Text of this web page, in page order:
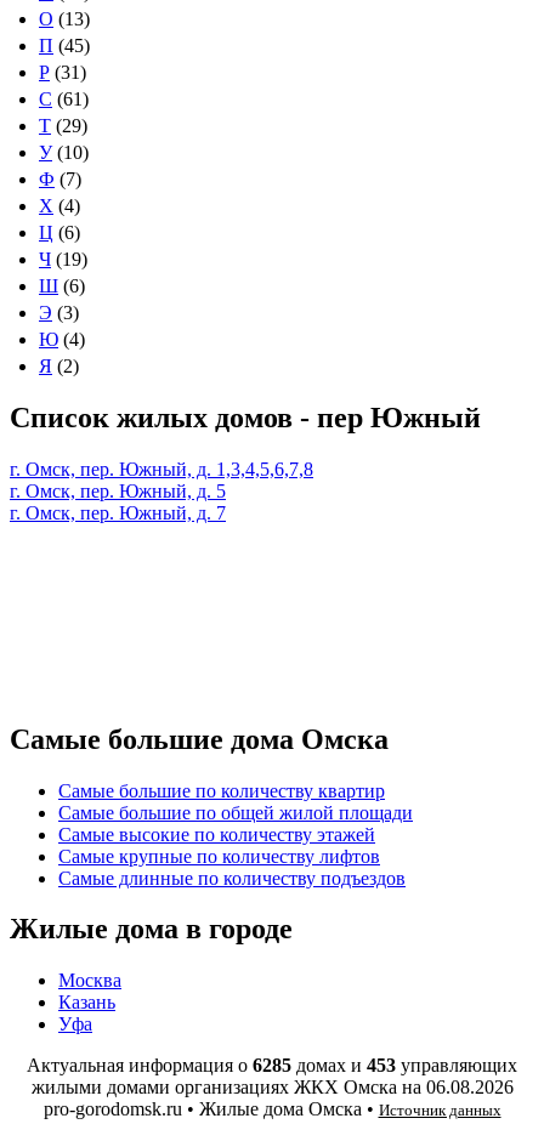
О (13)
П (45)
Р (31)
С (61)
Т (29)
У(10)
Ф (7)
Х (4)
Ц (6)
Ч (19)
Ш (6)
Э (3)
Ю (4)
Я (2)
Список жилых домов - пер Южный
г. Омск, пер. Южный, д. 1,3,4,5,6,7,8
г. Омск, пер. Южный, д. 5
г. Омск, пер. Южный, д. 7
Самые большие дома Омска
Самые большие по количеству квартир
Самые большие по общей жилой площади
Самые высокие по количеству этажей
Самые крупные по количеству лифтов
Самые длинные по количеству подъездов
Жилые дома в городе
Москва
Казань
Уфа
Актуальная информация о 6285 домах и 453 управляющих
жилыми домами организациях ЖКХ Омска на 06.08.2026
pro-gorodomsk.ru • Жилые дома Омска • Источник данных